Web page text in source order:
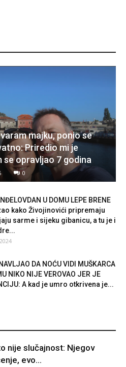
majku, ponio se
Priredio mi je
opravljao 7 godina
0
U DOMU LEPE BRENE
kako Živojinovići pripremaju
sarme i sijeku gibanicu, a tu je i
DA NOĆU VIDI MUŠKARCA
NIKO NIJE VEROVAO JER JE
A kad je umro otkrivena je...
nije slučajnost: Njegov
evo...